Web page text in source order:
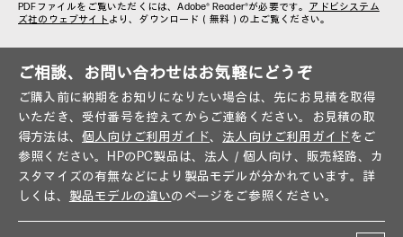
PDFファイルをご覧いただくには、Adobe® Reader®が必要です。 アドビシステム
ズ社のウェブサイト より、ダウンロード（無料）の上ご覧ください。
ご相談、お問い合わせはお気軽にどうぞ
ご購入前に納期をお知りになりたい場合は、先にお見積を取得
いただき、受付番号を控えてからご連絡ください。お見積の取
得方法は、 個人向けご利用ガイド、 法人向けご利用ガイドをご
参照ください。HPのPC製品は、法人／個人向け、販売経路、カ
スタマイズの有無などにより製品モデルが分かれています。詳
しくは、 製品モデルの違いのページをご参照ください。